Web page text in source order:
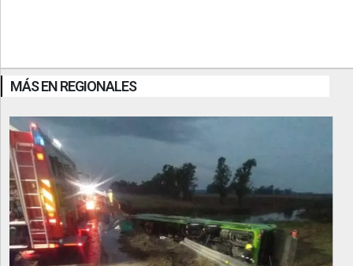
MÁS EN REGIONALES